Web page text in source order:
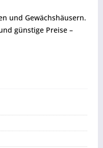
und Gewächshäusern.
günstige Preise –